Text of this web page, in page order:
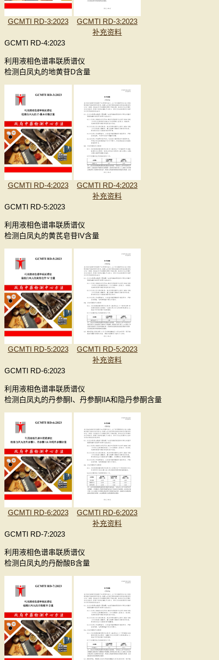
GCMTI RD-3:2023
GCMTI RD-3:2023
补充资料
GCMTI RD-4:2023
利用液相色谱串联质谱仪
检测白凤丸的地黄苷D含量
GCMTI RD-4:2023
GCMTI RD-4:2023
补充资料
GCMTI RD-5:2023
利用液相色谱串联质谱仪
检测白凤丸的黄芪皂苷IV含量
GCMTI RD-5:2023
GCMTI RD-5:2023
补充资料
GCMTI RD-6:2023
利用液相色谱串联质谱仪
检测白凤丸的丹参酮I、丹参酮IIA和隐丹参酮含量
GCMTI RD-6:2023
GCMTI RD-6:2023
补充资料
GCMTI RD-7:2023
利用液相色谱串联质谱仪
检测白凤丸的丹酚酸B含量